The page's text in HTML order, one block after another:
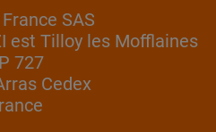
SAS
est Tilloy les Mofflaines
727
Cedex